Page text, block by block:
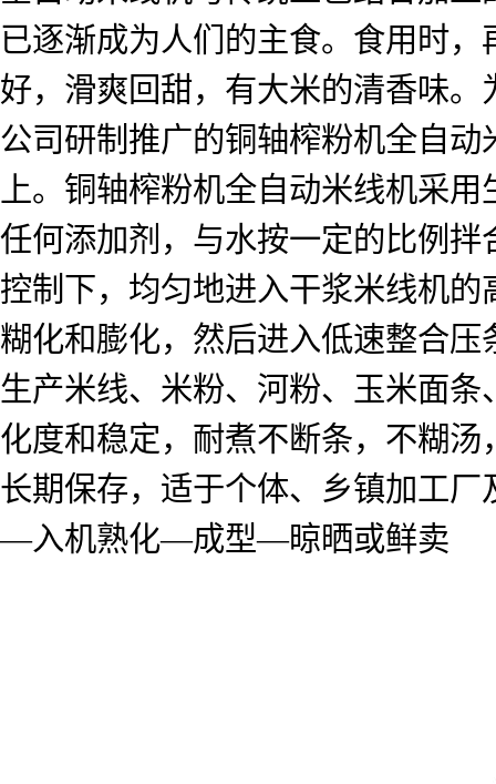
已逐渐成为人们的主食。食用时
好，滑爽回甜，有大米的清香味
公司研制推广的铜轴榨粉机全自
上。铜轴榨粉机全自动米线机采
任何添加剂，与水按一定的比例
控制下，均匀地进入干浆米线机
糊化和膨化，然后进入低速整合
生产米线、米粉、河粉、玉米面
化度和稳定，耐煮不断条，不糊
长期保存，适于个体、乡镇加工
—入机熟化—成型—晾晒或鲜卖